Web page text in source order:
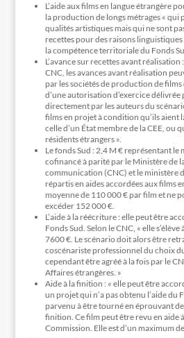
L’aide aux films en langue étrangère
la production de longs métrages « qui
qualités artistiques mais qui ne sont
recettes pour des raisons
la compétence territoriale du Fonds
L’avance sur recettes avant réalisation
CNC, les avances avant réalisation
par les sociétés de production de
d’une autorisation d’exercice délivrée
directement par les auteurs du
films en projet à condition qu’ils aient
celle d’un État membre de la CEE, ou
résidents étrangers ».
Le fonds Sud : 2,4 M € représentant
cofinancé à parité par le Ministère de
communication (CNC) et le ministère
répartis en aides accordées aux films
moyenne de 110 000 € par film et ne
excéder 152 000 €.
L’aide à la réécriture : elle peut être
Fonds Sud. Selon le CNC, « elle
7600 €. Le scénario doit alors être
coscénariste professionnel du choix
cependant être agréé à la fois par le
Affaires étrangères. »
Aide à la finition : « elle peut être
un projet qui n’a pas obtenu l’aide du
parvenu à être tourné en éprouvant
finition. Ce film peut être revu en aide
Commission. Elle est d’un maximum